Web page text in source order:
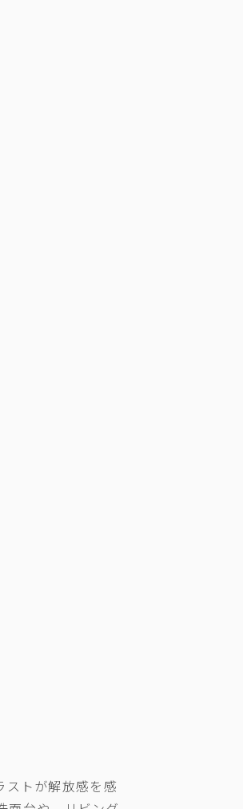
ストが解放感を感